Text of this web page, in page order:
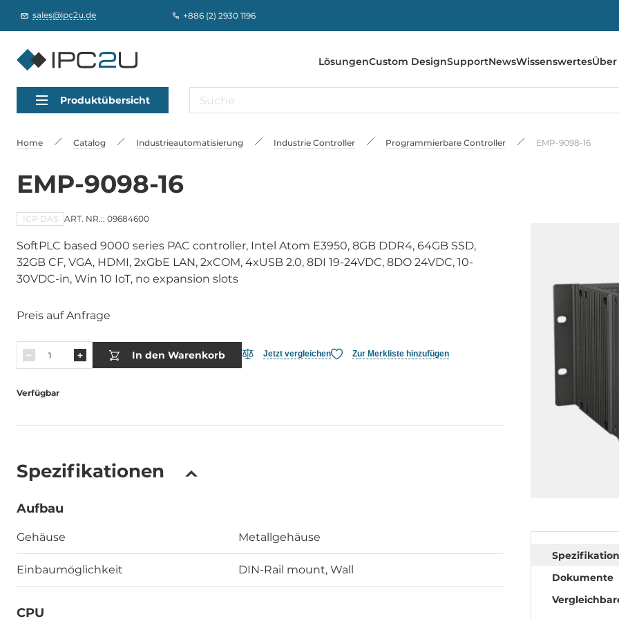
sales@ipc2u.de +886 (2) 2930 1196
LösungenCustom DesignSupportNewsWissenswertes
Produktübersicht
Home Catalog Industrieautomatisierung Industrie Controller Programmierbare Controller EMP-9098-16
EMP-9098-16
ICP DAS ART. NR.:: 09684600
SoftPLC based 9000 series PAC controller, Intel Atom E3950, 8GB DDR4, 64GB SSD,
32GB CF, VGA, HDMI, 2xGbE LAN, 2xCOM, 4xUSB 2.0, 8DI 19-24VDC, 8DO 24VDC, 10-
30VDC-in, Win 10 IoT, no expansion slots
Preis auf Anfrage
In den Warenkorb Jetzt vergleichen Zur Merkliste hinzufügen
Verfügbar
Spezifikationen
Aufbau
Gehäuse Metallgehäuse
Einbaumöglichkeit DIN-Rail mount, Wall
CPU
Dokumente